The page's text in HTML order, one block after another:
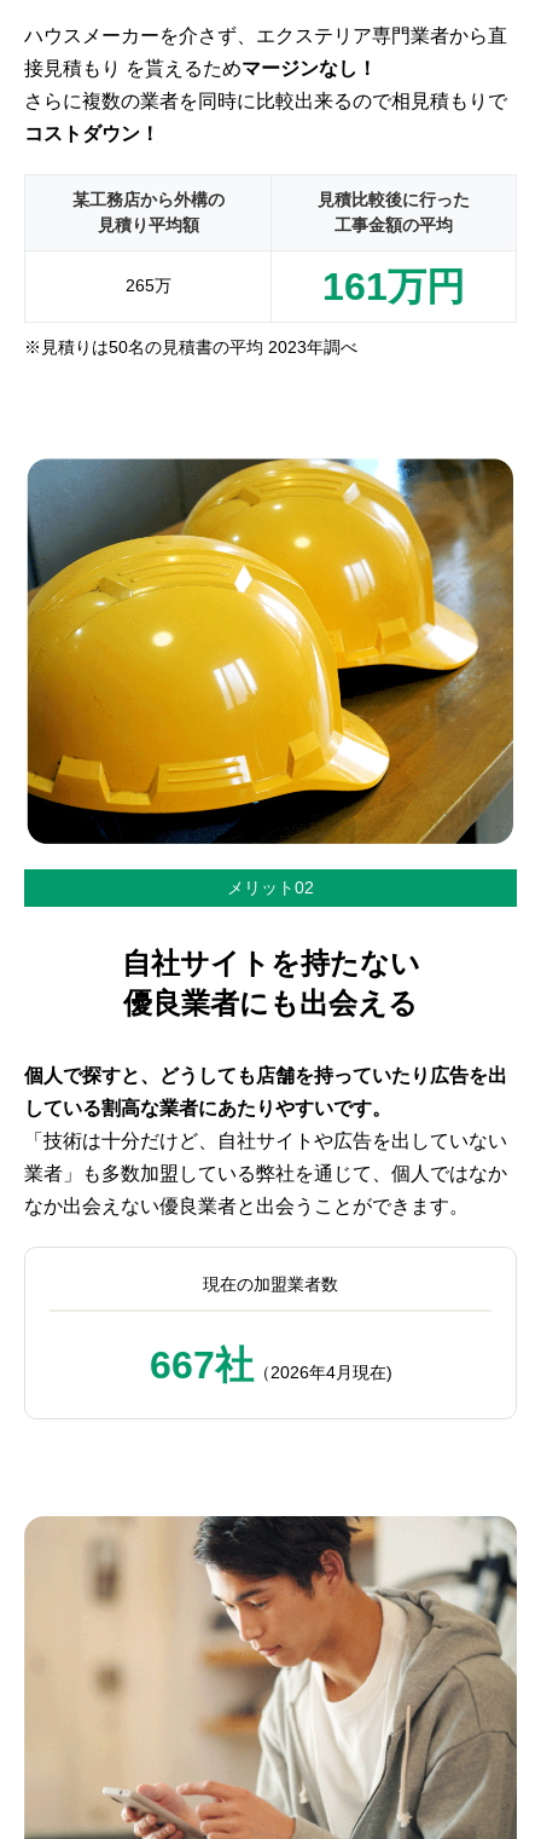
ハウスメーカーを介さず、エクステリア専門業者から直
接見積もり を貰えるためマージンなし！
さらに複数の業者を同時に比較出来るので相見積もりで
コストダウン！
某工務店から外構の
見積り平均額
見積比較後に行った
工事金額の平均
265万 161万円
※見積りは50名の見積書の平均 2023年調べ
メリット02
自社サイトを持たない
優良業者にも出会える
個人で探すと、どうしても店舗を持っていたり広告を出
している割高な業者にあたりやすいです。
「技術は十分だけど、自社サイトや広告を出していない
業者」も多数加盟している弊社を通じて、個人ではなか
なか出会えない優良業者と出会うことができます。
現在の加盟業者数
667社 （2026年4月現在)